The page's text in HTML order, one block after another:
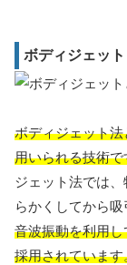
ボディジェッ
ボディジェット
用いられる技術
ジェット法では
らかくしてから吸
音波振動を利用
採用されています